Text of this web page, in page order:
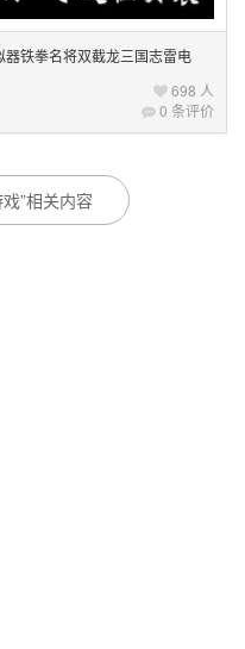
铁拳名将双截龙三国志雷电
698 人
0 条评价
”相关内容